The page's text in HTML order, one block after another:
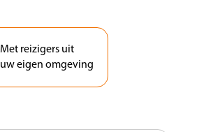
Met reizigers uit
uw eigen omgeving